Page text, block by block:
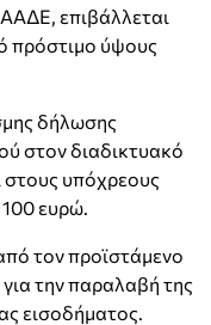
επιβάλλεται
πρόστιμο ύψους
δήλωσης
στον διαδικτυακό
υπόχρεους
ευρώ.
τον προϊστάμενο
την παραλαβή της
εισοδήματος.